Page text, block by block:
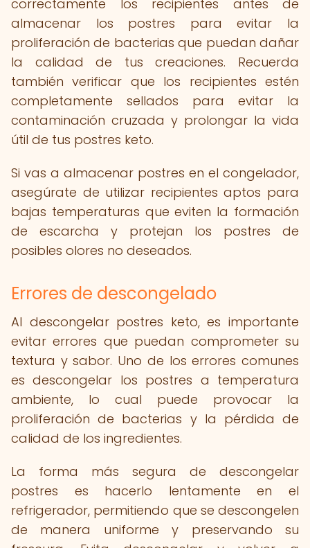
correctamente los recipientes antes de
almacenar los postres para evitar la
proliferación de bacterias que puedan dañar
la calidad de tus creaciones. Recuerda
también verificar que los recipientes estén
completamente sellados para evitar la
contaminación cruzada y prolongar la vida
útil de tus postres keto.
Si vas a almacenar postres en el congelador,
asegúrate de utilizar recipientes aptos para
bajas temperaturas que eviten la formación
de escarcha y protejan los postres de
posibles olores no deseados.
Errores de descongelado
Al descongelar postres keto, es importante
evitar errores que puedan comprometer su
textura y sabor. Uno de los errores comunes
es descongelar los postres a temperatura
ambiente, lo cual puede provocar la
proliferación de bacterias y la pérdida de
calidad de los ingredientes.
La forma más segura de descongelar
postres es hacerlo lentamente en el
refrigerador, permitiendo que se descongelen
de manera uniforme y preservando su